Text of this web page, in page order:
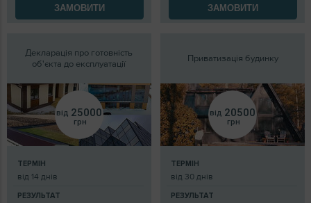
ЗАМОВИТИ ЗАМОВИТИ
Декларація про готовність
об'єкта до експлуатації
від 25000
грн
ТЕРМІН
від 14 днів
РЕЗУЛЬТАТ
Приватизація будинку
від 20500
грн
ТЕРМІН
від 30 днів
РЕЗУЛЬТАТ